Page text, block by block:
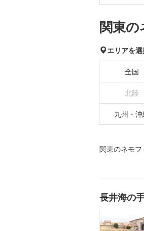
関東
エリアを
全国
北陸
九州・沖
関東のネモフ
長井海の